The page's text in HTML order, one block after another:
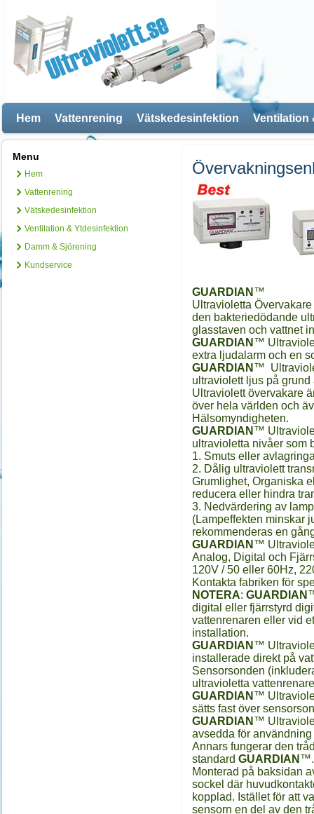
Hem Vattenrening Vätskedesinfektion Ventilation
Menu
Hem
Vattenrening
Vätskedesinfektion
Ventilation & Ytdesinfektion
Damm & Sjörening
Kundservice
GUARDIAN ™
Ultravioletta
den bakteriedödande
glasstaven och vattnet
GUARDIAN ™
extra ljudalarm och en
GUARDIAN ™
ultraviolett ljus på
Ultraviolett övervakare
över hela världen och
Hälsomyndigheten.
GUARDIAN ™
ultravioletta nivåer som
1. Smuts eller
2. Dålig ultraviolett
Grumlighet, Organiska
reducera eller hindra
3. Nedvärdering av
(Lampeffekten minskar
rekommenderas en
GUARDIAN ™
Analog, Digital och
120V / 50 eller 60Hz,
Kontakta fabriken för
NOTERA: GUARDIAN
digital eller fjärrstyrd
vattenrenaren eller vid
installation.
GUARDIAN ™
installerade direkt på
Sensorsonden
ultravioletta
GUARDIAN ™
sätts fast över
GUARDIAN ™
avsedda för
Annars fungerar den
standard GUARDIAN ™.
Monterad på baksidan
sockel där
kopplad. Istället för att
sensorn en del av den